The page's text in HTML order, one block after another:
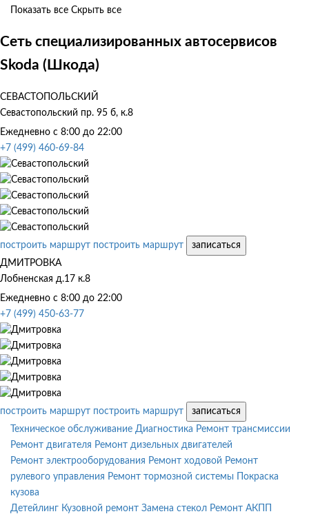
Показать все Скрыть все
Сеть специализированных автосервисов
Skoda (Шкода)
СЕВАСТОПОЛЬСКИЙ
Севастопольский пр. 95 б, к.8
Ежедневно с 8:00 до 22:00
+7 (499) 460-69-84
построить маршрут построить маршрут
записаться
ДМИТРОВКА
Лобненская д.17 к.8
Ежедневно с 8:00 до 22:00
+7 (499) 450-63-77
построить маршрут построить маршрут
записаться
Техническое обслуживание Диагностика Ремонт трансмиссии
Ремонт двигателя Ремонт дизельных двигателей
Ремонт электрооборудования Ремонт ходовой Ремонт
рулевого управления Ремонт тормозной системы
Покраска
кузова
Детейлинг Кузовной ремонт Замена стекол Ремонт АКПП